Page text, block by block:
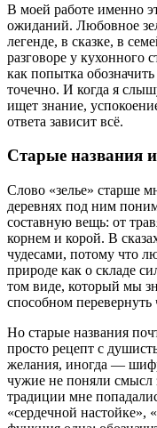
В моей работе именно
ожиданий. Любовное
легенде, в сказке, в
разговоре у кухонного
как попытка
точечно. И когда я
ищет знание,
ответа зависит всё.
Старые названия
Слово «зелье» старше
деревнях под ним
составную вещь: от
корнем и корой. В
чудесами, потому что
природе как о складе
том виде, который мы
способном перевернуть
Но старые названия
просто рецепт с
желания, иногда —
чужие не поняли смысл
традиции мне
«сердечной настойке»,